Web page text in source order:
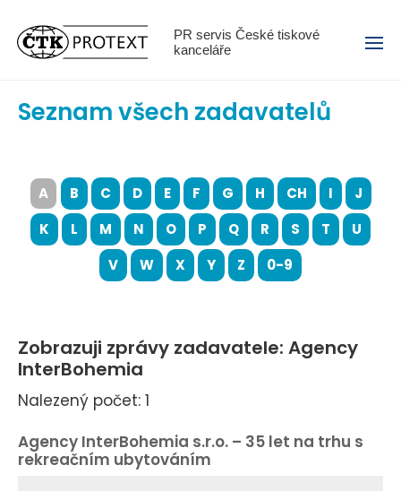
PR servis České tiskové
kanceláře
Menu
Seznam všech zadavatelů
A B C D E F G H CH I
J
K
L M N O P Q R S T
U
V
W X Y Z 0-9
Zobrazuji zprávy zadavatele: Agency
InterBohemia
Nalezený počet: 1
Agency InterBohemia s.r.o. – 35 let na trhu s
rekreačním ubytováním